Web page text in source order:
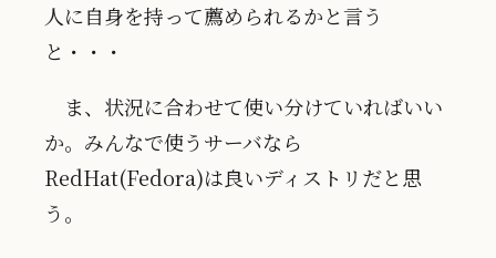
人に自身を持って薦められるかと言う
と・・・
ま、状況に合わせて使い分けていればいい
か。みんなで使うサーバなら
RedHat(Fedora)は良いディストリだと思
う。